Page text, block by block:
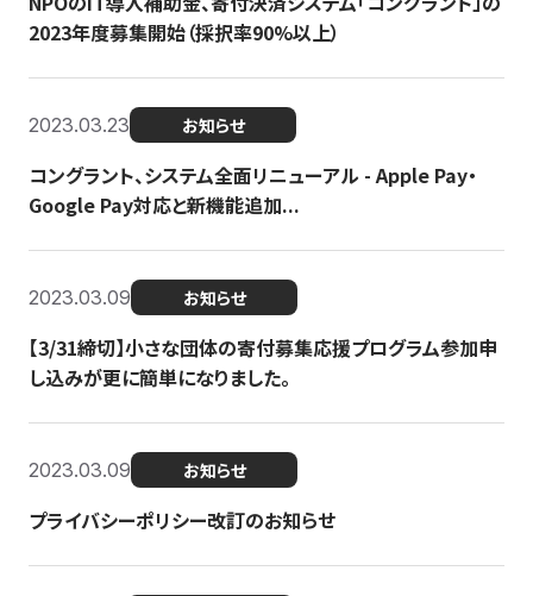
2023年度募集開始（採択率90%以上）
2023.03.23 お知らせ
コングラント、システム全面リニューアル - Apple Pay・
Google Pay対応と新機能追加...
2023.03.09 お知らせ
【3/31締切】小さな団体の寄付募集応援プログラム参加申
し込みが更に簡単になりました。
2023.03.09 お知らせ
プライバシーポリシー改訂のお知らせ